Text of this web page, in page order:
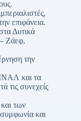
επιφάνεια.
Δυτικά
Ζάεφ,
την
και τα
τις συνεχείς
των
και